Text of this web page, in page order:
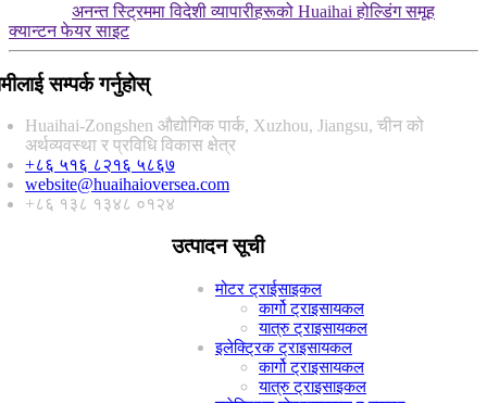
अनन्त स्ट्रिममा विदेशी व्यापारीहरूको Huaihai होल्डिंग समूह
क्यान्टन फेयर साइट
सम्पर्क गर्नुहोस्
Huaihai-Zongshen औद्योगिक पार्क, Xuzhou, Jiangsu, चीन को
अर्थव्यवस्था र प्रविधि विकास क्षेत्र
+८६ ५१६ ८२१६ ५८६७
website@huaihaioversea.com
+८६ १३८ १३४८ ०१२४
उत्पादन सूची
मोटर ट्राईसाइकल
कार्गो ट्राइसायकल
यात्रु ट्राइसायकल
इलेक्ट्रिक ट्राइसायकल
कार्गो ट्राइसायकल
यात्रु ट्राइसाइकल